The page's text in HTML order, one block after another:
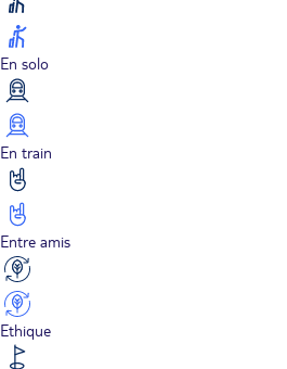
En solo
En train
Entre amis
Ethique